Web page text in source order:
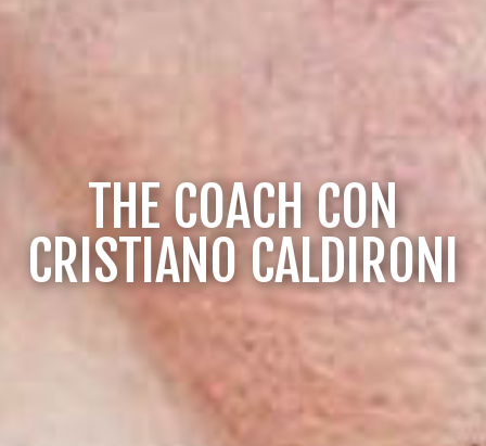
THE COACH CON
CRISTIANO CALDIRONI